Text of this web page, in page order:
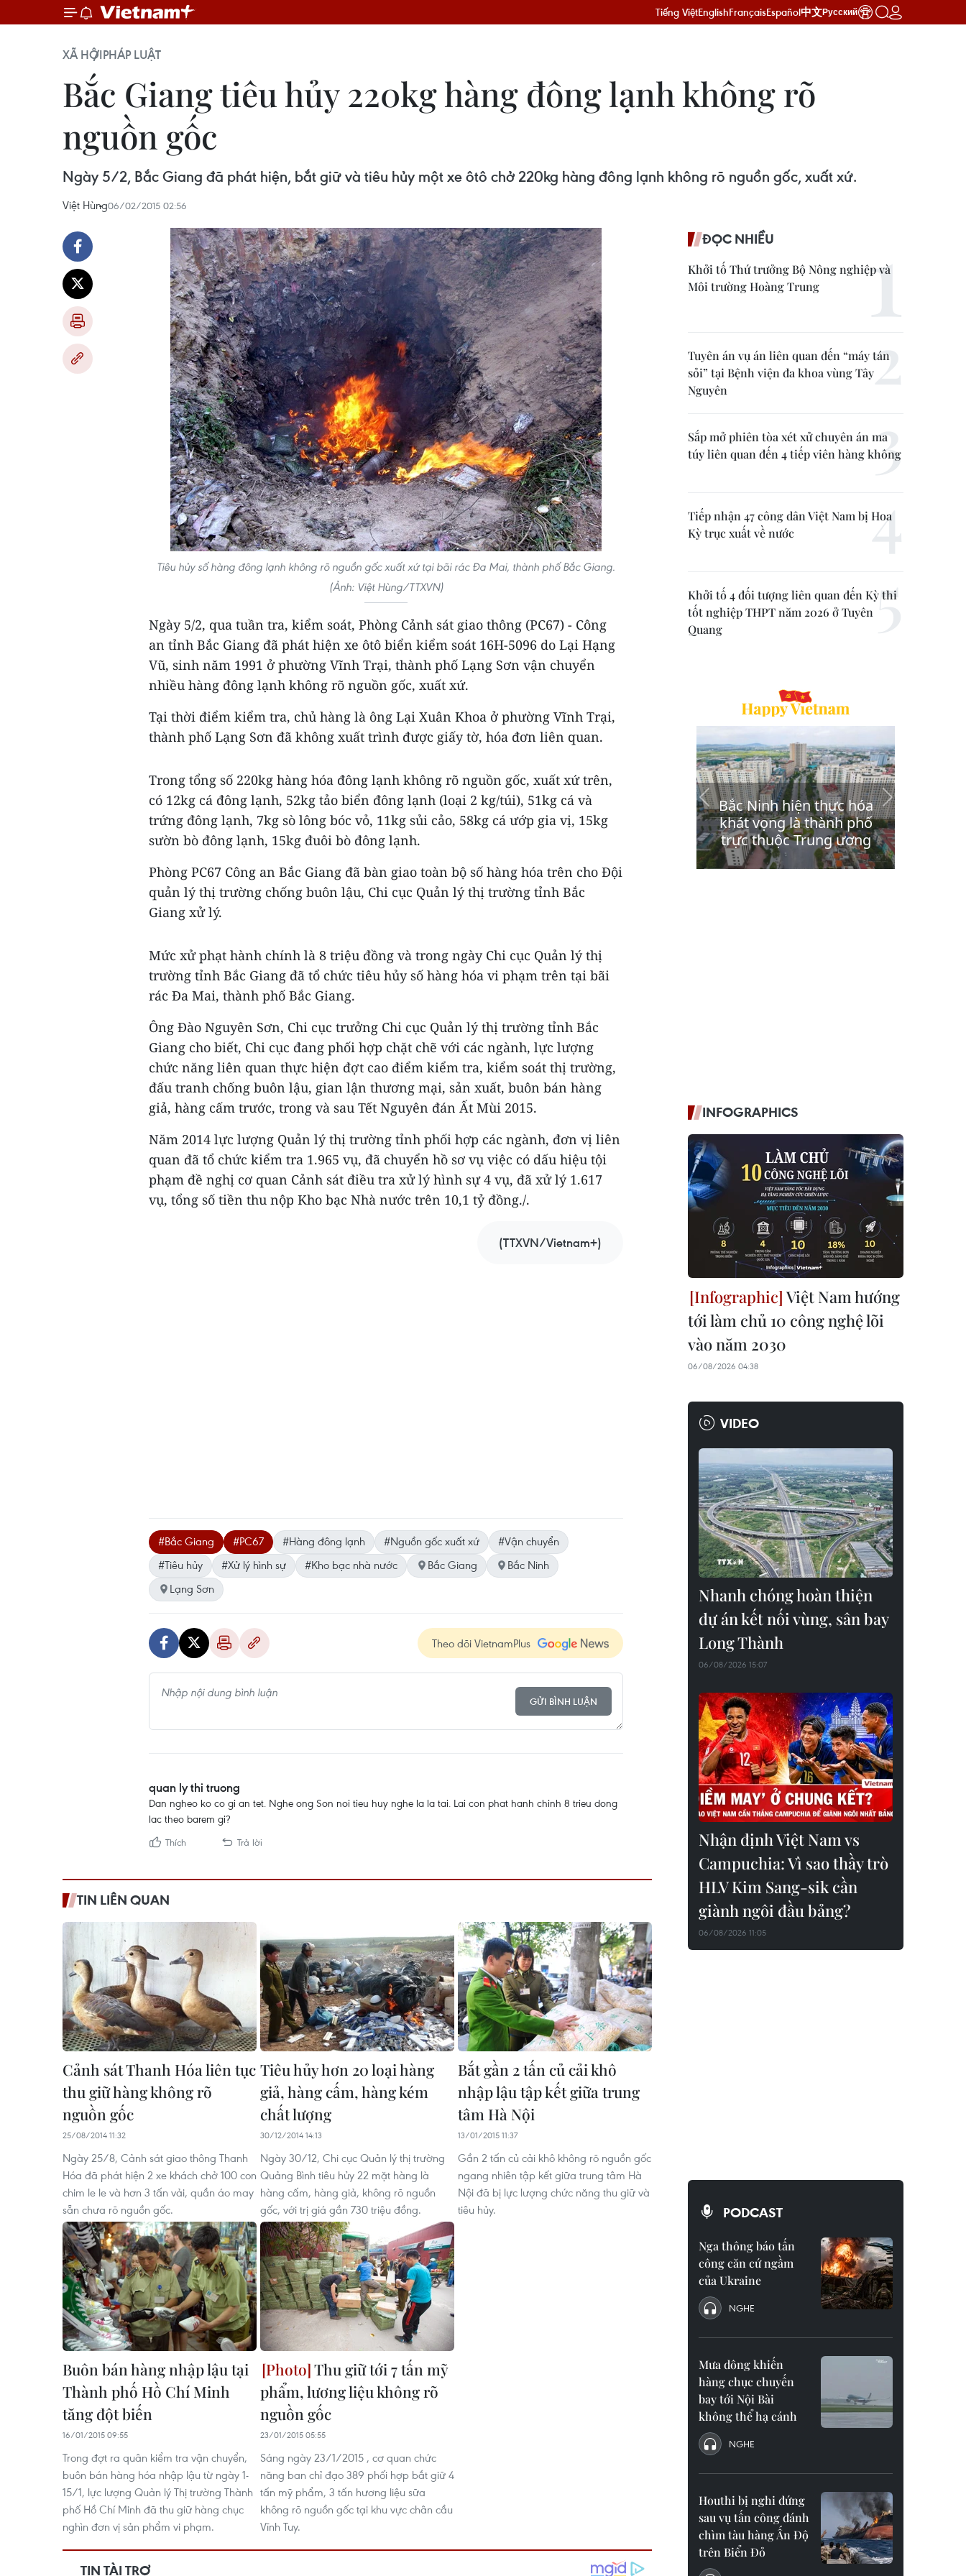
Tiếng ViệtEnglishFrançaisEspañol中文Русский
XÃ HỘIPHÁP LUẬT
Bắc Giang tiêu hủy 220kg hàng đông lạnh không rõ
nguồn gốc
Ngày 5/2, Bắc Giang đã phát hiện, bắt giữ và tiêu hủy một xe ôtô chở 220kg hàng đông lạnh không rõ nguồn gốc, xuất xứ.
Việt Hùng06/02/2015 02:56
Tiêu hủy số hàng đông lạnh không rõ nguồn gốc xuất xứ tại bãi rác Đa Mai, thành phố Bắc Giang.
(Ảnh: Việt Hùng/TTXVN)
Ngày 5/2, qua tuần tra, kiểm soát, Phòng Cảnh sát giao thông (PC67) - Công
an tỉnh Bắc Giang đã phát hiện xe ôtô biển kiểm soát 16H-5096 do Lại Hạng
Vũ, sinh năm 1991 ở phường Vĩnh Trại, thành phố Lạng Sơn vận chuyển
nhiều hàng đông lạnh không rõ nguồn gốc, xuất xứ.
Tại thời điểm kiểm tra, chủ hàng là ông Lại Xuân Khoa ở phường Vĩnh Trại,
thành phố Lạng Sơn đã không xuất trình được giấy tờ, hóa đơn liên quan.
Trong tổng số 220kg hàng hóa đông lạnh không rõ nguồn gốc, xuất xứ trên,
có 12kg cá đông lạnh, 52kg tảo biển đông lạnh (loại 2 kg/túi), 51kg cá và
trứng đông lạnh, 7kg sò lông bóc vỏ, 11kg sủi cảo, 58kg cá ướp gia vị, 15kg
sườn bò đông lạnh, 15kg đuôi bò đông lạnh.
Phòng PC67 Công an Bắc Giang đã bàn giao toàn bộ số hàng hóa trên cho Đội
quản lý thị trường chống buôn lậu, Chi cục Quản lý thị trường tỉnh Bắc
Giang xử lý.
Mức xử phạt hành chính là 8 triệu đồng và trong ngày Chi cục Quản lý thị
trường tỉnh Bắc Giang đã tổ chức tiêu hủy số hàng hóa vi phạm trên tại bãi
rác Đa Mai, thành phố Bắc Giang.
Ông Đào Nguyên Sơn, Chi cục trưởng Chi cục Quản lý thị trường tỉnh Bắc
Giang cho biết, Chi cục đang phối hợp chặt chẽ với các ngành, lực lượng
chức năng liên quan thực hiện đợt cao điểm kiểm tra, kiểm soát thị trường,
đấu tranh chống buôn lậu, gian lận thương mại, sản xuất, buôn bán hàng
giả, hàng cấm trước, trong và sau Tết Nguyên đán Ất Mùi 2015.
Năm 2014 lực lượng Quản lý thị trường tỉnh phối hợp các ngành, đơn vị liên
quan đã tổ chức kiểm tra 1.965 vụ, đã chuyển hồ sơ vụ việc có dấu hiệu tội
phạm đề nghị cơ quan Cảnh sát điều tra xử lý hình sự 4 vụ, đã xử lý 1.617
vụ, tổng số tiền thu nộp Kho bạc Nhà nước trên 10,1 tỷ đồng./.
(TTXVN/Vietnam+)
#Bắc Giang #PC67 #Hàng đông lạnh #Nguồn gốc xuất xứ
#Vận chuyển
#Tiêu hủy
#Xử lý hình sự #Kho bạc nhà nước Bắc Giang
Bắc Ninh
Lạng Sơn
Theo dõi VietnamPlus
GỬI BÌNH LUẬN
quan ly thi truong
Dan ngheo ko co gi an tet. Nghe ong Son noi tieu huy nghe la la tai. Lai con phat hanh chinh 8 trieu dong
lac theo barem gi?
Thích Trả lời
TIN LIÊN QUAN
Cảnh sát Thanh Hóa liên tục
thu giữ hàng không rõ
nguồn gốc
25/08/2014 11:32
Ngày 25/8, Cảnh sát giao thông Thanh
Hóa đã phát hiện 2 xe khách chở 100 con
chim le le và hơn 3 tấn vải, quần áo may
sẵn chưa rõ nguồn gốc.
Tiêu hủy hơn 20 loại hàng
giả, hàng cấm, hàng kém
chất lượng
30/12/2014 14:13
Ngày 30/12, Chi cục Quản lý thị trường
Quảng Bình tiêu hủy 22 mặt hàng là
hàng cấm, hàng giả, không rõ nguồn
gốc, với trị giá gần 730 triệu đồng.
Bắt gần 2 tấn củ cải khô
nhập lậu tập kết giữa trung
tâm Hà Nội
13/01/2015 11:37
Gần 2 tấn củ cải khô không rõ nguồn gốc
ngang nhiên tập kết giữa trung tâm Hà
Nội đã bị lực lượng chức năng thu giữ và
tiêu hủy.
Buôn bán hàng nhập lậu tại
Thành phố Hồ Chí Minh
tăng đột biến
16/01/2015 09:55
Trong đợt ra quân kiểm tra vận chuyển,
buôn bán hàng hóa nhập lậu từ ngày 1-
15/1, lực lượng Quản lý Thị trường Thành
phố Hồ Chí Minh đã thu giữ hàng chục
nghìn đơn vị sản phẩm vi phạm.
Thu giữ tới 7 tấn mỹ
phẩm, lương liệu không rõ
nguồn gốc
23/01/2015 05:55
Sáng ngày 23/1/2015 , cơ quan chức
năng ban chỉ đạo 389 phối hợp bắt giữ 4
tấn mỹ phẩm, 3 tấn hương liệu sữa
không rõ nguồn gốc tại khu vực chân cầu
Vĩnh Tuy.
ĐỌC NHIỀU
Khởi tố Thứ trưởng Bộ Nông nghiệp và
Môi trường Hoàng Trung
Tuyên án vụ án liên quan đến “máy tán
sỏi” tại Bệnh viện đa khoa vùng Tây
Nguyên
Sắp mở phiên tòa xét xử chuyên án ma
túy liên quan đến 4 tiếp viên hàng không
Tiếp nhận 47 công dân Việt Nam bị Hoa
Kỳ trục xuất về nước
Khởi tố 4 đối tượng liên quan đến Kỳ thi
tốt nghiệp THPT năm 2026 ở Tuyên
Quang
INFOGRAPHICS
Việt Nam hướng
tới làm chủ 10 công nghệ lõi
vào năm 2030
06/08/2026 04:38
VIDEO
Nhanh chóng hoàn thiện
dự án kết nối vùng, sân bay
Long Thành
06/08/2026 15:07
Nhận định Việt Nam vs
Campuchia: Vì sao thầy trò
HLV Kim Sang-sik cần
giành ngôi đầu bảng?
06/08/2026 11:05
PODCAST
Nga thông báo tấn
công căn cứ ngầm
của Ukraine
NGHE
Mưa dông khiến
hàng chục chuyến
bay tới Nội Bài
không thể hạ cánh
NGHE
Houthi bị nghi đứng
sau vụ tấn công đánh
chìm tàu hàng Ấn Độ
trên Biển Đỏ